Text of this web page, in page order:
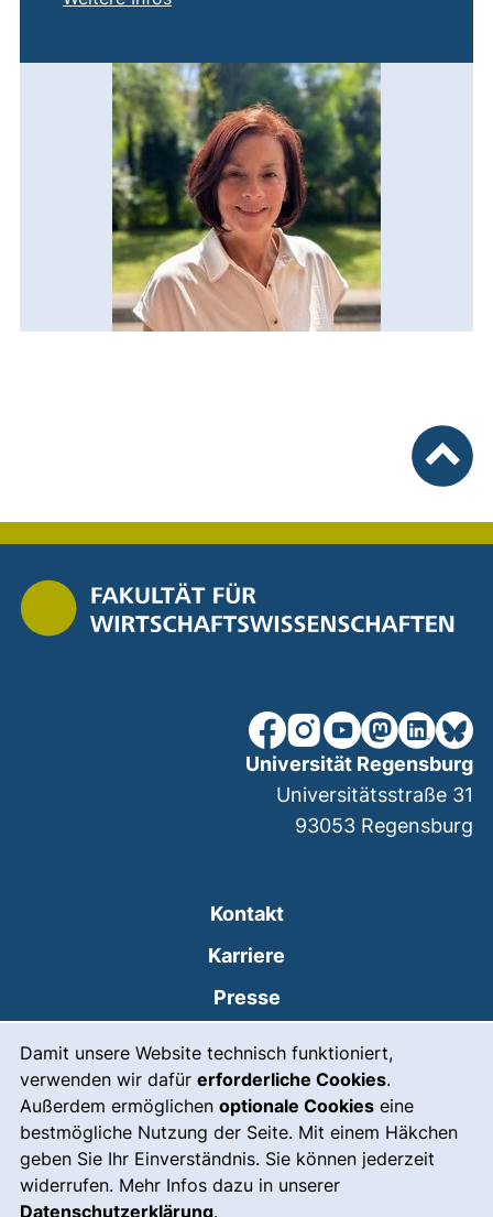
Damit unsere Website technisch funktioniert,
verwenden wir dafür erforderliche Cookies.
Außerdem ermöglichen optionale Cookies eine
bestmögliche Nutzung der Seite. Mit einem Häkchen
geben Sie Ihr Einverständnis. Sie können jederzeit
widerrufen. Mehr Infos dazu in unserer
Datenschutzerklärung.
unsere Facebook-Seite
unsere Instagram-
unsere YouTube-
unsereunsere
Kontakt
Karriere
Presse
Leichte Sprache
Gebärdensprache
Notfall(externer Link, öffnet
Impressum
Universität Regensburg
Universitätsstraße 31
93053 Regensburg